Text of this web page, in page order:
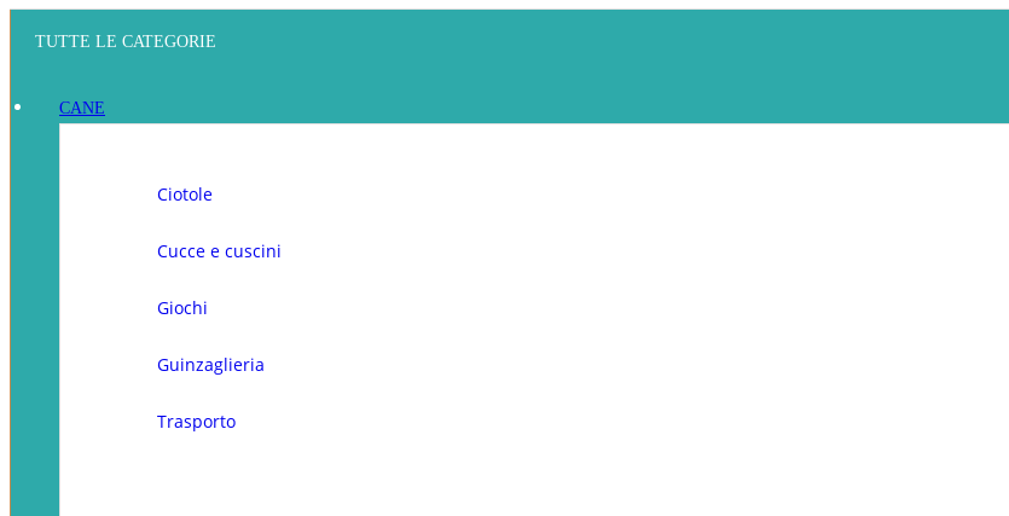
TUTTE LE CATEGORIE
CANE
Ciotole
Cucce e cuscini
Giochi
Guinzaglieria
Trasporto